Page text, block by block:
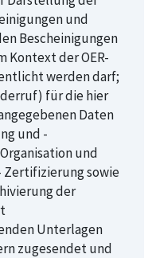
und
Bescheinigungen
Kontext der OER-
werden darf;
für die hier
Daten
und -
und
Zertifizierung sowie
der
Unterlagen
zugesendet und